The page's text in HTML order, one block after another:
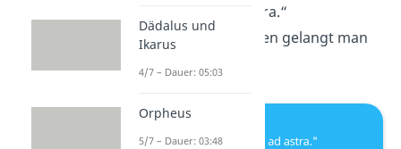
„Per aspera ad astra.“
Auf steinigen Wegen gelangt man
zu den Sternen.
Dädalus und
Ikarus
4/7 – Dauer: 05:03
Orpheus
5/7 – Dauer: 03:48